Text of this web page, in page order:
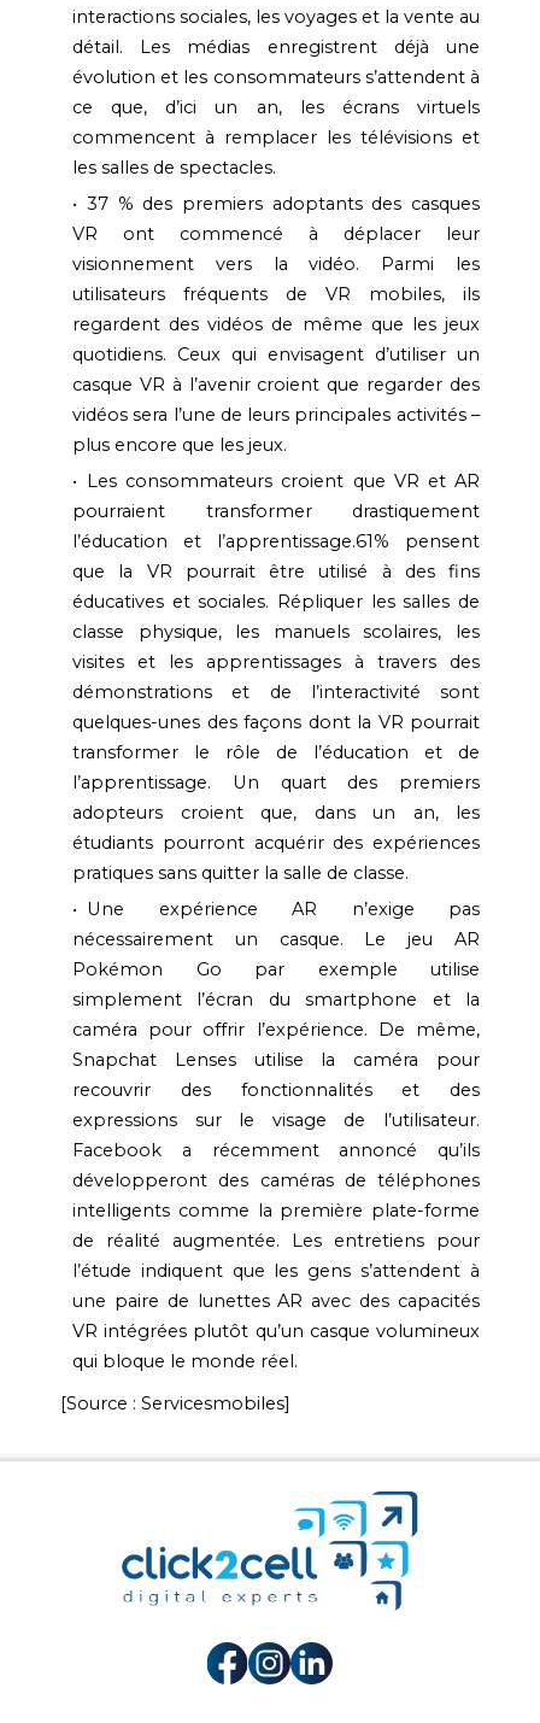
interactions sociales, les voyages et la vente au
détail. Les médias enregistrent déjà une
évolution et les consommateurs s’attendent à
ce que, d’ici un an, les écrans virtuels
commencent à remplacer les télévisions et
les salles de spectacles.
37 % des premiers adoptants des casques
VR ont commencé à déplacer leur
visionnement vers la vidéo. Parmi les
utilisateurs fréquents de VR mobiles, ils
regardent des vidéos de même que les jeux
quotidiens. Ceux qui envisagent d’utiliser un
casque VR à l’avenir croient que regarder des
vidéos sera l’une de leurs principales activités –
plus encore que les jeux.
Les consommateurs croient que VR et AR
pourraient transformer drastiquement
l’éducation et l’apprentissage.61% pensent
que la VR pourrait être utilisé à des fins
éducatives et sociales. Répliquer les salles de
classe physique, les manuels scolaires, les
visites et les apprentissages à travers des
démonstrations et de l’interactivité sont
quelques-unes des façons dont la VR pourrait
transformer le rôle de l’éducation et de
l’apprentissage. Un quart des premiers
adopteurs croient que, dans un an, les
étudiants pourront acquérir des expériences
pratiques sans quitter la salle de classe.
Une expérience AR n’exige pas
nécessairement un casque. Le jeu AR
Pokémon Go par exemple utilise
simplement l’écran du smartphone et la
caméra pour offrir l’expérience. De même,
Snapchat Lenses utilise la caméra pour
recouvrir des fonctionnalités et des
expressions sur le visage de l’utilisateur.
Facebook a récemment annoncé qu’ils
développeront des caméras de téléphones
intelligents comme la première plate-forme
de réalité augmentée. Les entretiens pour
l’étude indiquent que les gens s’attendent à
une paire de lunettes AR avec des capacités
VR intégrées plutôt qu’un casque volumineux
qui bloque le monde réel.
[Source : Servicesmobiles]